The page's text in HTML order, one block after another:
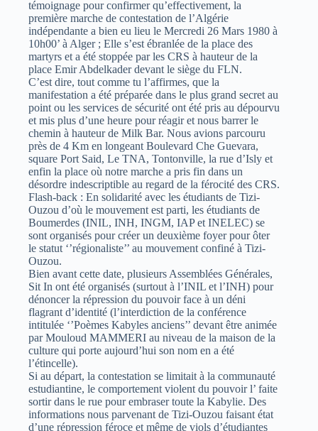
témoignage pour confirmer qu’effectivement, la
première marche de contestation de l’Algérie
indépendante a bien eu lieu le Mercredi 26 Mars 1980 à
10h00’ à Alger ; Elle s’est ébranlée de la place des
martyrs et a été stoppée par les CRS à hauteur de la
place Emir Abdelkader devant le siège du FLN.
C’est dire, tout comme tu l’affirmes, que la
manifestation a été préparée dans le plus grand secret au
point ou les services de sécurité ont été pris au dépourvu
et mis plus d’une heure pour réagir et nous barrer le
chemin à hauteur de Milk Bar. Nous avions parcouru
près de 4 Km en longeant Boulevard Che Guevara,
square Port Said, Le TNA, Tontonville, la rue d’Isly et
enfin la place où notre marche a pris fin dans un
désordre indescriptible au regard de la férocité des CRS.
Flash-back : En solidarité avec les étudiants de Tizi-
Ouzou d’où le mouvement est parti, les étudiants de
Boumerdes (INIL, INH, INGM, IAP et INELEC) se
sont organisés pour créer un deuxième foyer pour ôter
le statut ‘’régionaliste’’ au mouvement confiné à Tizi-
Ouzou.
Bien avant cette date, plusieurs Assemblées Générales,
Sit In ont été organisés (surtout à l’INIL et l’INH) pour
dénoncer la répression du pouvoir face à un déni
flagrant d’identité (l’interdiction de la conférence
intitulée ‘’Poèmes Kabyles anciens’’ devant être animée
par Mouloud MAMMERI au niveau de la maison de la
culture qui porte aujourd’hui son nom en a été
l’étincelle).
Si au départ, la contestation se limitait à la communauté
estudiantine, le comportement violent du pouvoir l’ faite
sortir dans le rue pour embraser toute la Kabylie. Des
informations nous parvenant de Tizi-Ouzou faisant état
d’une répression féroce et même de viols d’étudiantes